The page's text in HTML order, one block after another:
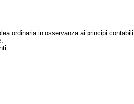
ordinaria in osservanza ai principi